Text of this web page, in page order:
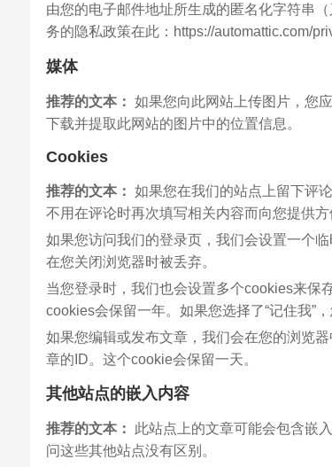
由您的电子邮件地址所生成的匿名化字符串
务的隐私政策在此：https://automattic.com/
媒体
推荐的文本：如果您向此网站上传图片，您
下载并提取此网站的图片中的位置信息。
Cookies
推荐的文本：如果您在我们的站点上留下评
不用在评论时再次填写相关内容而向您提供
如果您访问我们的登录页，我们会设置一个
在您关闭浏览器时被丢弃。
当您登录时，我们也会设置多个cookies来保
cookies会保留一年。如果您选择了“记住我”
如果您编辑或发布文章，我们会在您的浏览
章的ID。这个cookie会保留一天。
其他站点的嵌入内容
推荐的文本： 此站点上的文章可能会包含嵌
问这些其他站点没有区别。